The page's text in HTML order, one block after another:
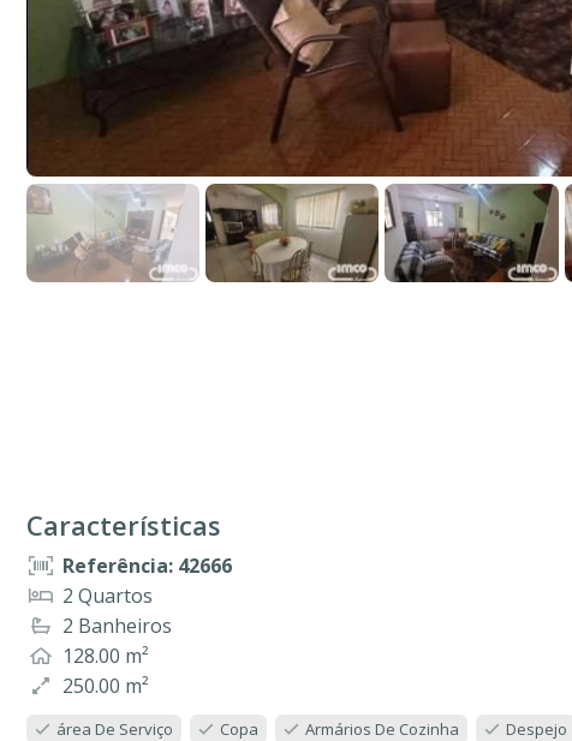
Características
Referência: 42666
2 Quartos
2 Banheiros
128.00 m²
250.00 m²
área De Serviço Copa Armários De Cozinha Despejo